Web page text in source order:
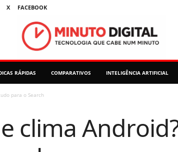
X FACEBOOK
RÁPIDAS COMPARATIVOS INTELIGÊNCIA ARTIFICIAL
para o Search
clima